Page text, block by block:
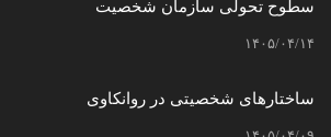
سطوح تحولی سازمان‌ شخصیت
۱۴۰۵/۰۴/۱۴
ساختارهای شخصیتی در روانکاوی